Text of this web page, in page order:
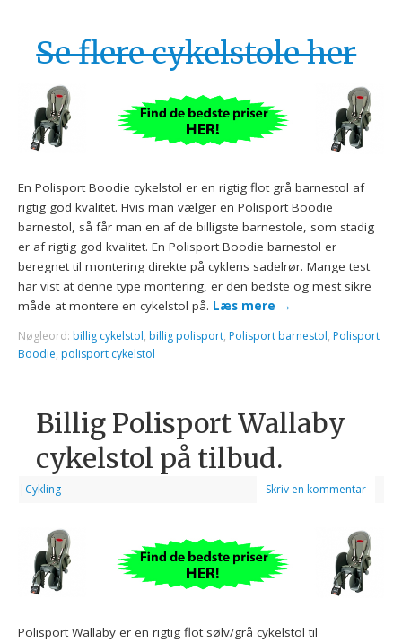
Se flere cykelstole her
En Polisport Boodie cykelstol er en rigtig flot grå barnestol af
rigtig god kvalitet. Hvis man vælger en Polisport Boodie
barnestol, så får man en af de billigste barnestole, som stadig
er af rigtig god kvalitet. En Polisport Boodie barnestol er
beregnet til montering direkte på cyklens sadelrør. Mange test
har vist at denne type montering, er den bedste og mest sikre
måde at montere en cykelstol på. Læs mere →
Nøgleord: billig cykelstol, billig polisport, Polisport barnestol, Polisport
Boodie, polisport cykelstol
Billig Polisport Wallaby
cykelstol på tilbud.
Cykling Skriv en kommentar
Polisport Wallaby er en rigtig flot sølv/grå cykelstol til